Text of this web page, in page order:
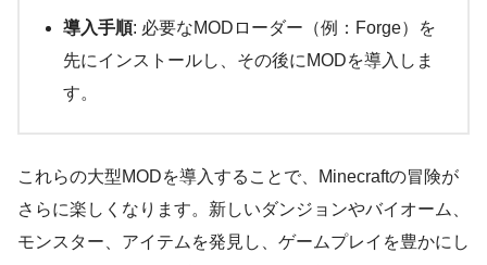
導入手順: 必要なMODローダー（例：Forge）を
先にインストールし、その後にMODを導入しま
す。
これらの大型MODを導入することで、Minecraftの冒険が
さらに楽しくなります。新しいダンジョンやバイオーム、
モンスター、アイテムを発見し、ゲームプレイを豊かにし